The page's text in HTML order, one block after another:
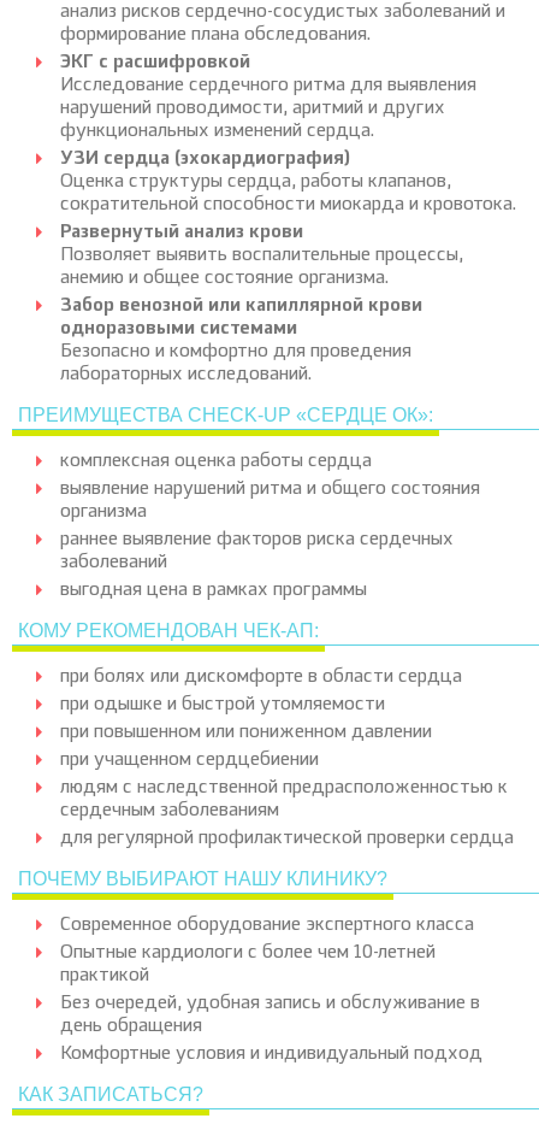
анализ рисков сердечно-сосудистых заболеваний и
формирование плана обследования.
ЭКГ с расшифровкой
Исследование сердечного ритма для выявления
нарушений проводимости, аритмий и других
функциональных изменений сердца.
УЗИ сердца (эхокардиография)
Оценка структуры сердца, работы клапанов,
сократительной способности миокарда и кровотока.
Развернутый анализ крови
Позволяет выявить воспалительные процессы,
анемию и общее состояние организма.
Забор венозной или капиллярной крови
одноразовыми системами
Безопасно и комфортно для проведения
лабораторных исследований.
ПРЕИМУЩЕСТВА CHECK-UP «СЕРДЦЕ ОК»:
комплексная оценка работы сердца
выявление нарушений ритма и общего состояния
организма
раннее выявление факторов риска сердечных
заболеваний
выгодная цена в рамках программы
КОМУ РЕКОМЕНДОВАН ЧЕК-АП:
при болях или дискомфорте в области сердца
при одышке и быстрой утомляемости
при повышенном или пониженном давлении
при учащенном сердцебиении
людям с наследственной предрасположенностью к
сердечным заболеваниям
для регулярной профилактической проверки сердца
ПОЧЕМУ ВЫБИРАЮТ НАШУ КЛИНИКУ?
Современное оборудование экспертного класса
Опытные кардиологи с более чем 10-летней
практикой
Без очередей, удобная запись и обслуживание в
день обращения
Комфортные условия и индивидуальный подход
КАК ЗАПИСАТЬСЯ?